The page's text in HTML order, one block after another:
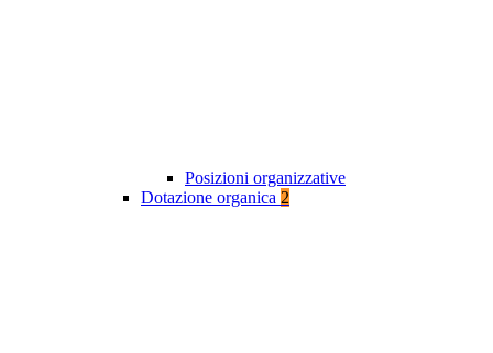
Posizioni organizzative
Dotazione organica 2